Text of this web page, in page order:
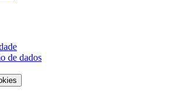
de dados